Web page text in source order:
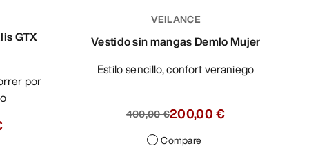
GTX
VEILANCE
Vestido sin mangas Demlo Mujer
Estilo sencillo, confort veraniego
400,00 €200,00 €
Compare